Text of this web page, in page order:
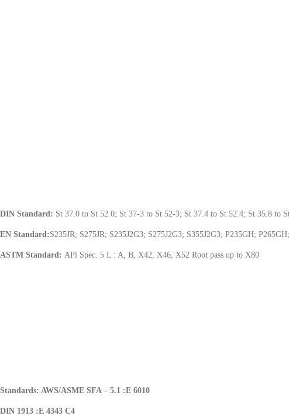
DIN Standard: St 37.0 to St 52.0; St 37-3 to St 52-3; St 37.4 to St 52.4; St 35.8
EN Standard:S235JR; S275JR; S235J2G3; S275J2G3; S355J2G3; P235GH;
ASTM Standard: APl Spec. 5 L : A, B, X42, X46, X52 Root pass up to X80
Standards: AWS/ASME SFA – 5.1 :E 6010
DIN 1913 :E 4343 C4